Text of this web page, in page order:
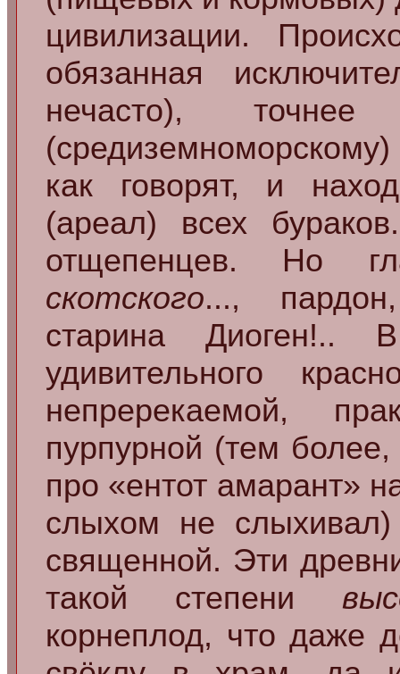
цивилизации.
обязанная
нечасто),
как говорят, и
(ареал) всех бураков.
отщепенцев. Но
скотского...,
старина
удивительного
непререкаемой,
пурпурной (тем
про «ентот амарант»
слыхом не
священной. Эти
такой степени
корнеплод, что даже